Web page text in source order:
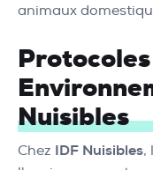
animaux
Nuisibles
Chez IDF Nuisibles,